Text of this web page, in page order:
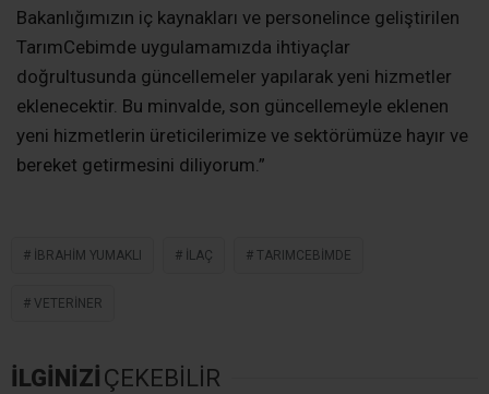
Bakanlığımızın iç kaynakları ve personelince geliştirilen
TarımCebimde uygulamamızda ihtiyaçlar
doğrultusunda güncellemeler yapılarak yeni hizmetler
eklenecektir. Bu minvalde, son güncellemeyle eklenen
yeni hizmetlerin üreticilerimize ve sektörümüze hayır ve
bereket getirmesini diliyorum.”
İBRAHIM YUMAKLI ILAÇ TARIMCEBIMDE
VETERINER
İLGİNİZİ ÇEKEBİLİR